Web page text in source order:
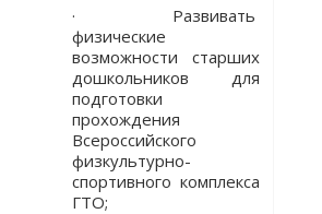
· Развивать
физические
возможности старших
дошкольников для
подготовки
прохождения
Всероссийского
физкультурно-
спортивного комплекса
ГТО;